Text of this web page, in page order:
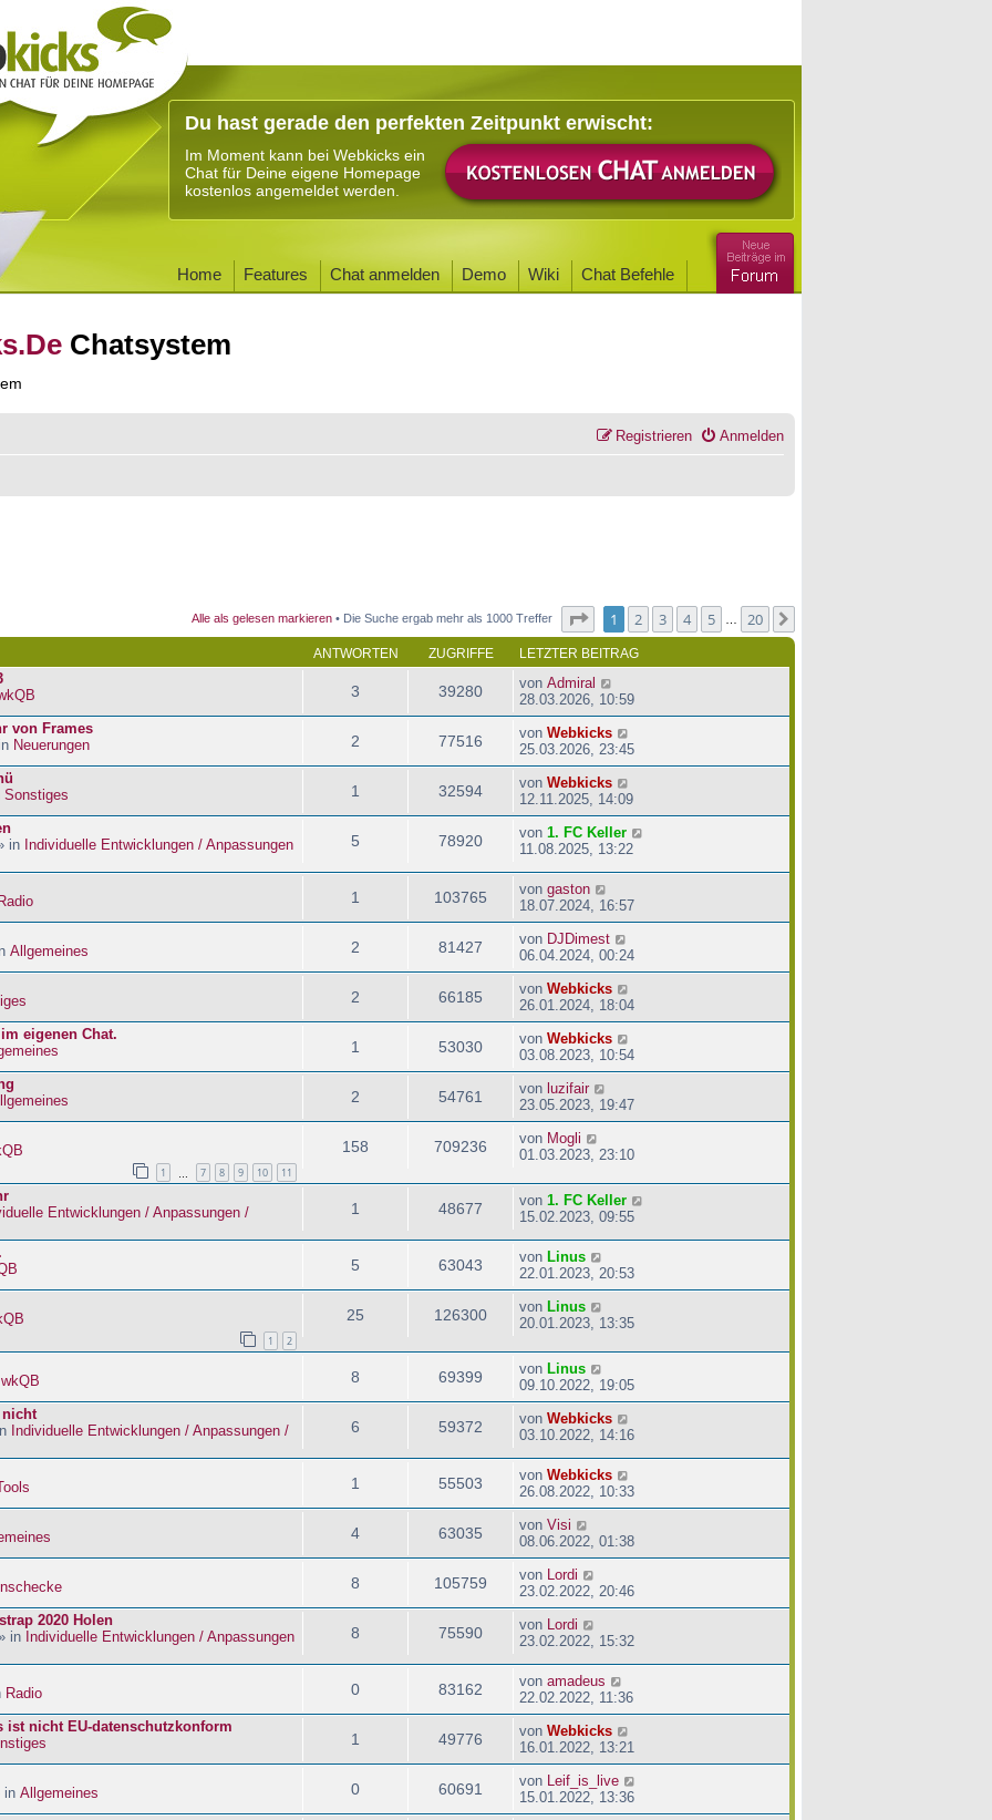
Du hast gerade den perfekten Zeitpunkt erwischt:
Im Moment kann bei Webkicks ein
Chat für Deine eigene Homepage
kostenlos angemeldet werden.
Home Features Chat anmelden Demo Wiki Chat Befehle
Chatsystem
Anmelden
Registrieren
Alle als gelesen markieren • Die Suche ergab mehr als 1000 Treffer Seite von20
1 2 3 4 5 20
ANTWORTEN ZUGRIFFE LETZTER BEITRAG
3 39280 von Admiral
28.03.2026, 10:59
von Frames
Neuerungen 2 77516 von Webkicks
25.03.2026, 23:45
Sonstiges 1 32594 von Webkicks
12.11.2025, 14:09
in Individuelle Entwicklungen / Anpassungen
5 78920 von 1. FC Keller
11.08.2025, 13:22
Radio 1 103765 von gaston
18.07.2024, 16:57
Allgemeines 2 81427 von DJDimest
06.04.2024, 00:24
2 66185 von Webkicks
26.01.2024, 18:04
eigenen Chat.
1 53030 von Webkicks
03.08.2023, 10:54
2 54761 von luzifair
23.05.2023, 19:47
1 7 8 9 10 11
158 709236 von Mogli
01.03.2023, 23:10
Entwicklungen / Anpassungen /
1 48677 von 1. FC Keller
15.02.2023, 09:55
5 63043 von Linus
22.01.2023, 20:53
1 2
25 126300 von Linus
20.01.2023, 13:35
wkQB 8 69399 von Linus
09.10.2022, 19:05
Individuelle Entwicklungen / Anpassungen /
6 59372 von Webkicks
03.10.2022, 14:16
1 55503 von Webkicks
26.08.2022, 10:33
4 63035 von Visi
08.06.2022, 01:38
8 105759 von Lordi
23.02.2022, 20:46
2020 Holen
in Individuelle Entwicklungen / Anpassungen
8 75590 von Lordi
23.02.2022, 15:32
Radio 0 83162 von amadeus
22.02.2022, 11:36
nicht EU-datenschutzkonform
1 49776 von Webkicks
16.01.2022, 13:21
in Allgemeines 0 60691 von Leif_is_live
15.01.2022, 13:36